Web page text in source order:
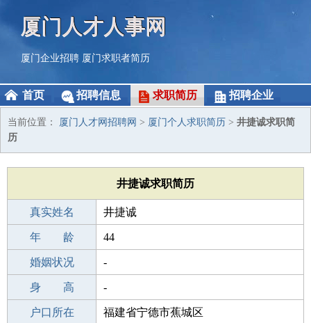
厦门人才人事网
厦门企业招聘 厦门求职者简历
首页 招聘信息 求职简历 招聘企业
当前位置： 厦门人才网招聘网 > 厦门个人求职简历 > 井捷诚求职简
历
井捷诚求职简历
真实姓名 井捷诚
性 别 男
年 龄 44
出生年月 1982-10-22
婚姻状况 -
学 历 职校/技校
身 高 -
毕业学校 职校/技校
户口所在 福建省宁德市蕉城区